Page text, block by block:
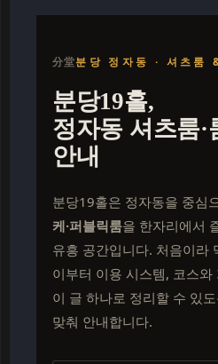
분당 정자동 · 셔츠룸
분당19홀,
정자동 셔츠룸·
안내
분당19홀은 정자동을 중심
케·퍼블릭룸을 한자리에서
유흥 공간입니다. 처음이라
이부터 이용 시스템, 코스와
이 글 하나로 정리할 수 있
맞춰 안내합니다.